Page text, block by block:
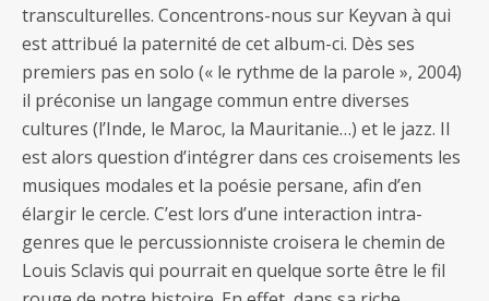
transculturelles. Concentrons-nous sur Keyvan à qui
est attribué la paternité de cet album-ci. Dès ses
premiers pas en solo (« le rythme de la parole », 2004)
il préconise un langage commun entre diverses
cultures (l’Inde, le Maroc, la Mauritanie…) et le jazz. Il
est alors question d’intégrer dans ces croisements les
musiques modales et la poésie persane, afin d’en
élargir le cercle. C’est lors d’une interaction intra-
genres que le percussionniste croisera le chemin de
Louis Sclavis qui pourrait en quelque sorte être le fil